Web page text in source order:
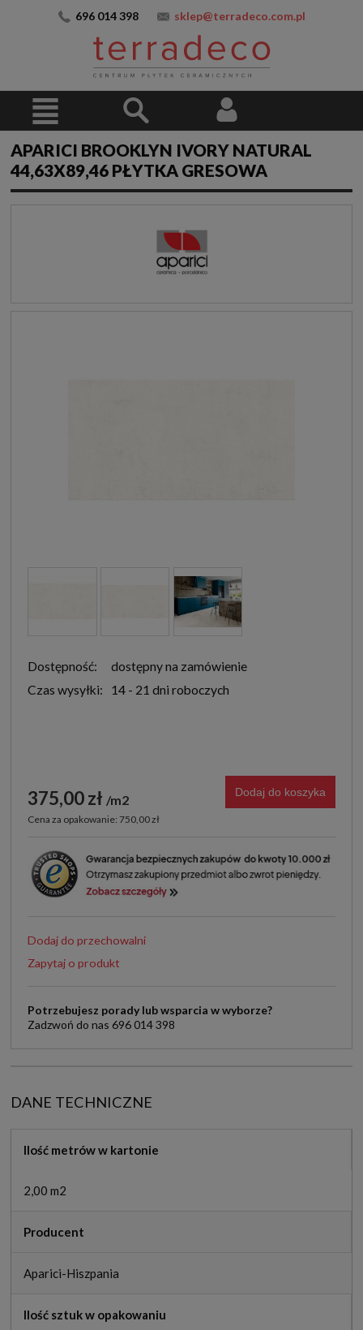
696 014 398 sklep@terradeco.com.pl
APARICI BROOKLYN IVORY NATURAL
44,63X89,46 PŁYTKA GRESOWA
Dostępność:
dostępny na zamówienie
Czas wysyłki:
14 - 21 dni roboczych
375,00 zł m2
Cena za opakowanie: 750,00 zł
Dodaj do koszyka
Dodaj do przechowalni
Zapytaj o produkt
Potrzebujesz porady lub wsparcia w wyborze?
Zadzwoń do nas 696 014 398
DANE TECHNICZNE
Ilość metrów w kartonie
2,00 m2
Producent
Aparici-Hiszpania
Ilość sztuk w opakowaniu